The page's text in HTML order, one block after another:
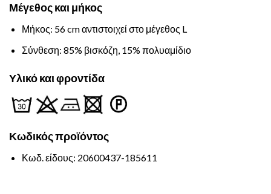
Μέγεθος και μήκος
Μήκος: 56 cm αντιστοιχεί στο μέγεθος L
Σύνθεση: 85% βισκόζη, 15% πολυαμίδιο
Υλικό και φροντίδα
Κωδικόςπροϊόντος
Κωδ. είδους: 20600437-185611